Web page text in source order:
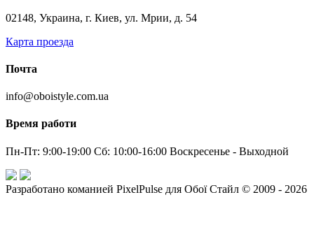
02148, Украина, г. Киев, ул. Мрии, д. 54
Карта проезда
Почта
info@oboistyle.com.ua
Время работи
Пн-Пт: 9:00-19:00 Сб: 10:00-16:00 Воскресенье - Выходной
Разработано команией PixelPulse для Обої Стайл © 2009 - 2026